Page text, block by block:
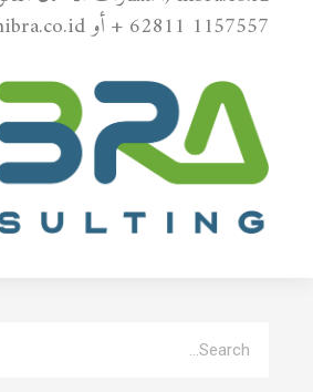
+ 62811 1157557 أو hibra@hibra.co.id